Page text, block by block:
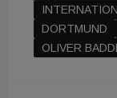
DORTMUND
OLIVER